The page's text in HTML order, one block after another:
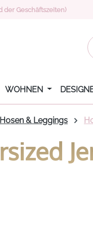
der Geschäftszeiten)
WOHNEN
Hosen & Leggings